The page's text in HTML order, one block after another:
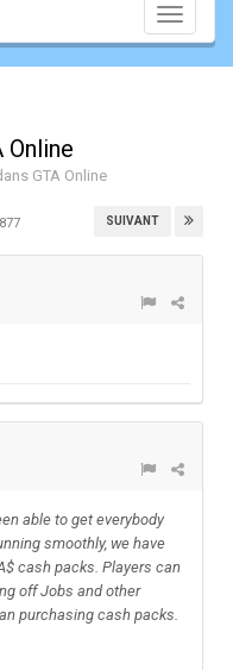
Toggle
Online
GTA Online
SUIVANT
able to get everybody
smoothly, we have
cash packs. Players can
off Jobs and other
purchasing cash packs.